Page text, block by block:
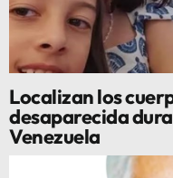
Localizan los
desaparecida
Venezuela